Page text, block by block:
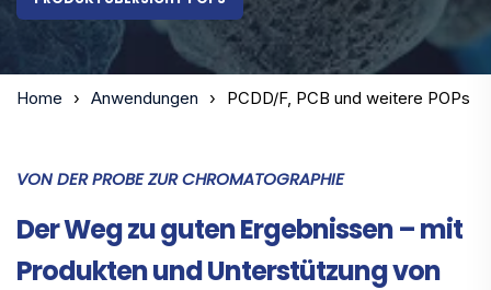
Home Anwendungen PCDD/F, PCB und weitere POPs
VON DER PROBE ZUR CHROMATOGRAPHIE
Der Weg zu guten Ergebnissen – mit
Produkten und Unterstützung von